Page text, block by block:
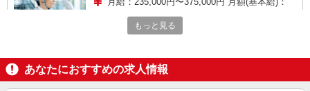
235,000円〜375,000円 ※スキル経験年数を考慮し
話し合いの上、決定します。 ■賞与：年2回（7
【試用期間詳細】 試用期間（3ヶ月）試用期間
中、条件に変更はございません。
愛知県豊田市
キープ 詳細を見る
もっと見る
あなたにおすすめの求人情報